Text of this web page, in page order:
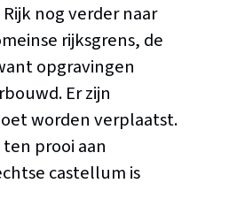
nog verder naar
rijksgrens, de
opgravingen
Er zijn
worden verplaatst.
prooi aan
castellum is